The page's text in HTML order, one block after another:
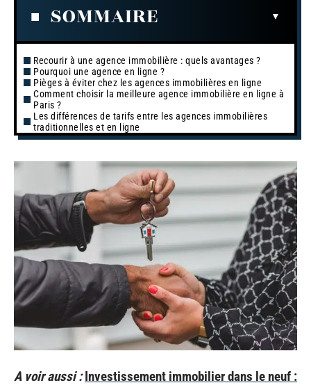
SOMMAIRE
Recourir à une agence immobilière : quels avantages ?
Pourquoi une agence en ligne ?
Pièges à éviter chez les agences immobilières en ligne
Comment choisir la meilleure agence immobilière en ligne à
Paris ?
Les différences de tarifs entre les agences immobilières
traditionnelles et en ligne
A voir aussi : Investissement immobilier dans le neuf :